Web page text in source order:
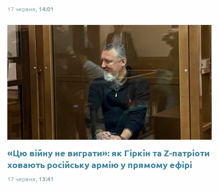
17 червня, 14:01
«Цю війну не виграти»: як Гіркін та Z-патріоти
ховають російську армію у прямому ефірі
17 червня, 13:41